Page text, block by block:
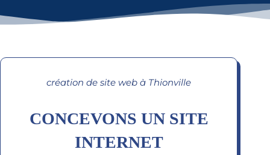
création de site web à Thionville
CONCEVONS UN SITE
INTERNET